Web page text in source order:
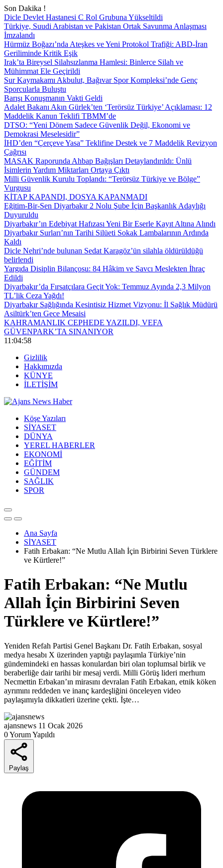
Son Dakika !
Dicle Devlet Hastanesi C Rol Grubuna Yükseltildi
Türkiye, Suudi Arabistan ve Pakistan Ortak Savunma Anlaşması
İmzalandı
Hürmüz Boğazı’nda Ateşkes ve Yeni Protokol Trafiği: ABD-İran
Geriliminde Kritik Eşik
Irak’ta Bireysel Silahsızlanma Hamlesi: Binlerce Silah ve
Mühimmat Ele Geçirildi
Sur Kaymakamı Akbulut, Bağıvar Spor Kompleksi’nde Genç
Sporcularla Buluştu
Barışı Konuşmanın Vakti Geldi
Adalet Bakanı Akın Gürlek’ten ‘Terörsüz Türkiye’ Açıklaması: 12
Maddelik Kanun Teklifi TBMM’de
DTSO: “Yeni Dönem Sadece Güvenlik Değil, Ekonomi ve
Demokrasi Meselesidir”
İHD’den “Çerçeve Yasa” Teklifine Destek ve 7 Maddelik Revizyon
Çağrısı
MASAK Raporunda Ahbap Bağışları Detaylandırıldı: Ünlü
İsimlerin Yardım Miktarları Ortaya Çıktı
Milli Güvenlik Kurulu Toplandı: “Terörsüz Türkiye ve Bölge”
Vurgusu
KİTAP KAPANDI, DOSYA KAPANMADI
Eğitim-Bir-Sen Diyarbakır 2 Nolu Şube İçin Başkanlık Adaylığı
Duyuruldu
Diyarbakır’ın Edebiyat Hafızası Yeni Bir Eserle Kayıt Altına Alındı
Diyarbakır Surları’nın Tarihi Silüeti Sokak Lambalarının Ardında
Kaldı
Dicle Nehri’nde bulunan Sedat Karagöz’ün silahla öldürüldüğü
belirlendi
Yargıda Disiplin Bilançosu: 84 Hâkim ve Savcı Meslekten İhraç
Edildi
Diyarbakır’da Fırsatçılara Geçit Yok: Temmuz Ayında 2,3 Milyon
TL’lik Ceza Yağdı!
Diyarbakır Sağlığında Kesintisiz Hizmet Vizyonu: İl Sağlık Müdürü
Asiltürk’ten Gece Mesaisi
KAHRAMANLIK CEPHEDE YAZILDI, VEFA
GÜVENPARK’TA SINANIYOR
11:04:59
Gizlilik
Hakkımızda
KÜNYE
İLETİŞİM
Köşe Yazıları
SİYASET
DÜNYA
YEREL HABERLER
EKONOMİ
EĞİTİM
GÜNDEM
SAĞLIK
SPOR
Ana Sayfa
SİYASET
Fatih Erbakan: “Ne Mutlu Allah İçin Birbirini Seven Türklere
ve Kürtlere!”
Fatih Erbakan: “Ne Mutlu
Allah İçin Birbirini Seven
Türklere ve Kürtlere!”
Yeniden Refah Partisi Genel Başkanı Dr. Fatih Erbakan, sosyal
medya hesabı X üzerinden yaptığı paylaşımla Türkiye’nin
gündemindeki en hassas konulardan biri olan toplumsal birlik ve
beraberliğe dair tarihi bir mesaj verdi. Milli Görüş lideri merhum
Necmettin Erbakan’ın mirasını devralan Fatih Erbakan, etnik köken
ayrımını reddeden ve inanç kardeşliğini önceleyen video
paylaşımıyla dikkatleri üzerine çekti. İşte…
ajansnews 11 Ocak 2026
0 Yorum Yapıldı
Paylaş